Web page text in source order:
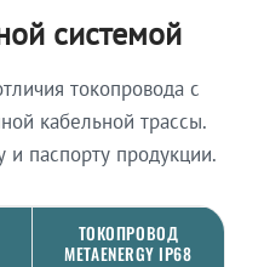
системой
токопровода с
кабельной трассы.
паспорту продукции.
ТОКОПРОВОД
METAENERGY IP68